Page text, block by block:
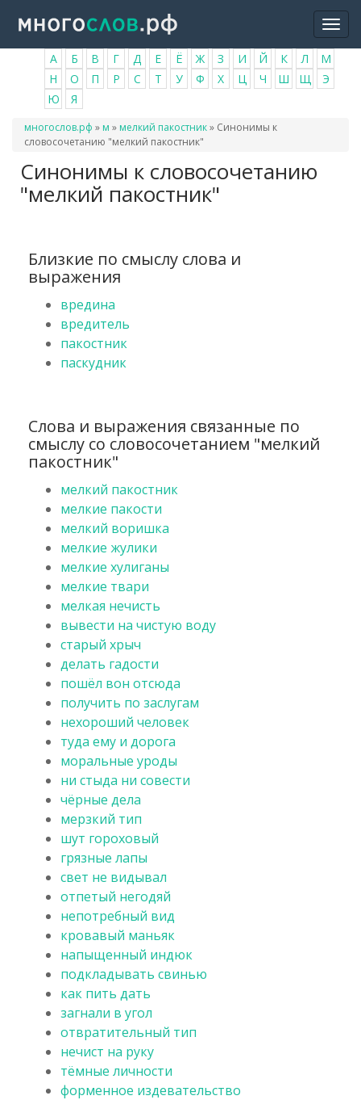
основному
содержанию
А Б В Г Д Е Ё Ж З И Й К Л
М
Н
О П Р С Т У Ф Х Ц Ч Ш Щ
Э
Ю
Я
Вы
здесь
многослов.рф » м » мелкий пакостник» Синонимы к
словосочетанию "мелкий пакостник"
Синонимы к словосочетанию
"мелкий пакостник"
Близкие по смыслу слова и
выражения
вредина
вредитель
пакостник
паскудник
Слова и выражения связанные по
смыслу со словосочетанием "мелкий
пакостник"
мелкий пакостник
мелкие пакости
мелкий воришка
мелкие жулики
мелкие хулиганы
мелкие твари
мелкая нечисть
вывести на чистую воду
старый хрыч
делать гадости
пошёл вон отсюда
получить по заслугам
нехороший человек
туда ему и дорога
моральные уроды
ни стыда ни совести
чёрные дела
мерзкий тип
шут гороховый
грязные лапы
свет не видывал
отпетый негодяй
непотребный вид
кровавый маньяк
напыщенный индюк
подкладывать свинью
как пить дать
загнали в угол
отвратительный тип
нечист на руку
тёмные личности
форменное издевательство